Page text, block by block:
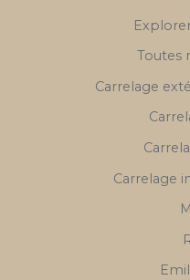
Toutes
Carrelage
Carrelage